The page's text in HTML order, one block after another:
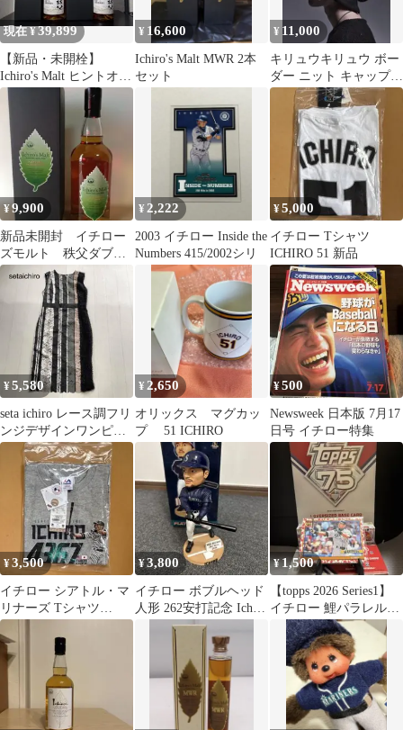
現在 ¥39,899
【新品・未開栓】
Ichiro's Malt ヒントオブ
シェリー2026×2
¥ 16,600
Ichiro's Malt MWR 2本
セット
¥ 11,000
キリュウキリュウ ボー
ダー ニット キャップ
ブラック イチロー
¥9,900
新品未開封 イチロー
ズモルト 秩父ダブル
ディスティラリーズ
送料込み
¥ 2,222
2003 イチロー Inside the
Numbers 415/2002シリ
¥5,000
イチロー Tシャツ
ICHIRO 51 新品
¥5,580
seta ichiro レース調フリ
ンジデザインワンピー
ス ストライプ 1
¥ 2,650
オリックス マグカッ
プ 51 ICHIRO
¥500
Newsweek 日本版 7月17
日号 イチロー特集
¥3,500
イチロー シアトル・マ
リナーズ Tシャツ
Majestic
¥3,800
イチロー ボブルヘッド
人形 262安打記念 Ichiro
フィギュア MLB
¥1,500
【topps 2026 Series1】
イチロー 鯉パラレル＋